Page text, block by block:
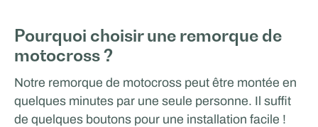
Tricorp
Pourquoi choisir une remorque de
motocross ?
Notre remorque de motocross peut être montée en
quelques minutes par une seule personne. Il suffit
de quelques boutons pour une installation facile !